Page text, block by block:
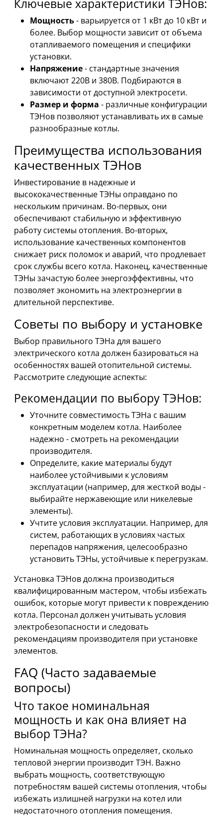
Ключевые характеристики ТЭНов:
Мощность- варьируется от 1 кВт до 10 кВт и
более. Выбор мощности зависит от объема
отапливаемого помещения и специфики
установки.
Напряжение- стандартные значения
включают 220В и 380В. Подбираются в
зависимости от доступной электросети.
Размер и форма - различные конфигурации
ТЭНов позволяют устанавливать их в самые
разнообразные котлы.
Преимущества использования
качественных ТЭНов
Инвестирование в надежные и
высококачественные ТЭНы оправдано по
нескольким причинам. Во-первых, они
обеспечивают стабильную и эффективную
работу системы отопления. Во-вторых,
использование качественных компонентов
снижает риск поломок и аварий, что продлевает
срок службы всего котла. Наконец, качественные
ТЭНы зачастую более энергоэффективны, что
позволяет экономить на электроэнергии в
длительной перспективе.
Советы по выбору и установке
Выбор правильного ТЭНа для вашего
электрического котла должен базироваться на
особенностях вашей отопительной системы.
Рассмотрите следующие аспекты:
Рекомендации по выбору ТЭНов:
Уточните совместимость ТЭНа с вашим
конкретным моделем котла. Наиболее
надежно - смотреть на рекомендации
производителя.
Определите, какие материалы будут
наиболее устойчивыми к условиям
эксплуатации (например, для жесткой воды -
выбирайте нержавеющие или никелевые
элементы).
Учтите условия эксплуатации. Например, для
систем, работающих в условиях частых
перепадов напряжения, целесообразно
установить ТЭНы, устойчивые к перегрузкам.
Установка ТЭНов должна производиться
квалифицированным мастером, чтобы избежать
ошибок, которые могут привести к повреждению
котла. Персонал должен учитывать условия
электробезопасности и следовать
рекомендациям производителя при установке
элементов.
FAQ (Часто задаваемые
вопросы)
Что такое номинальная
мощность и как она влияет на
выбор ТЭНа?
Номинальная мощность определяет, сколько
тепловой энергии производит ТЭН. Важно
выбрать мощность, соответствующую
потребностям вашей системы отопления, чтобы
избежать излишней нагрузки на котел или
недостаточного отопления помещения.